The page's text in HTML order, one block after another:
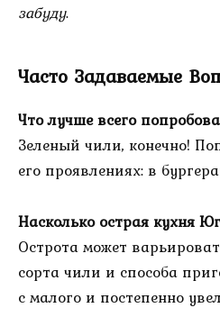
забуду.
Часто Задаваемые
Что лучше всего
Зеленый чили, конечно!
его проявлениях: в
Насколько острая кухня
Острота может
сорта чили и способа
с малого и постепенно